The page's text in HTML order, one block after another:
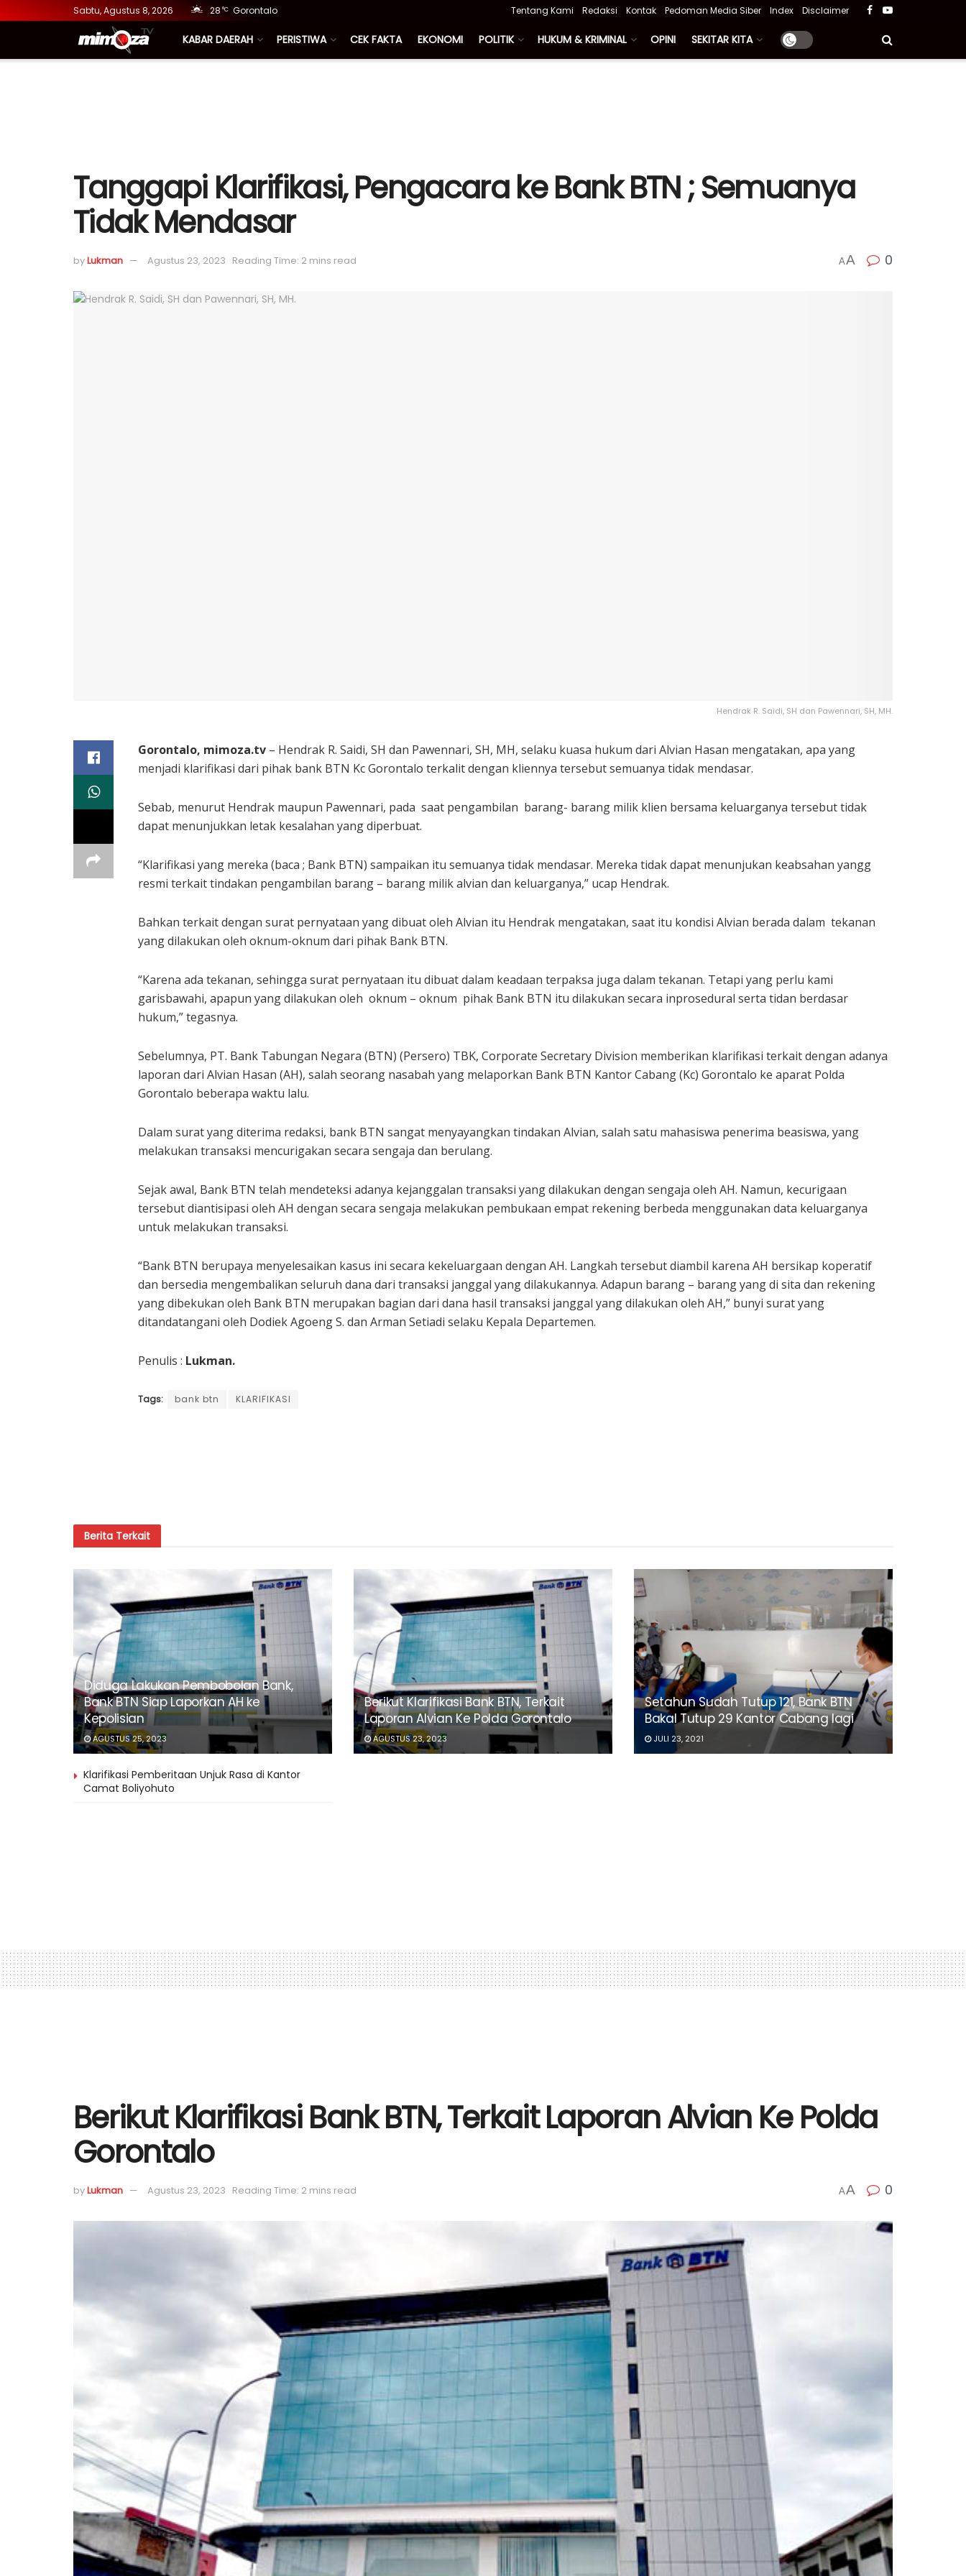
Sabtu, Agustus 8, 2026 28 °C Gorontalo Tentang Kami Redaksi Kontak Pedoman Media Siber Index Disclaimer
KABAR DAERAH PERISTIWA CEK FAKTA EKONOMI POLITIK HUKUM & KRIMINAL OPINI SEKITAR KITA
Tanggapi Klarifikasi, Pengacara ke Bank BTN ; Semuanya
Tidak Mendasar
byLukman Agustus 23, 2023 Reading Time: 2 mins read AA 0
Hendrak R. Saidi, SH dan Pawennari, SH, MH.
Gorontalo, mimoza.tv – Hendrak R. Saidi, SH dan Pawennari, SH, MH, selaku kuasa hukum dari Alvian Hasan mengatakan, apa yang
menjadi klarifikasi dari pihak bank BTN Kc Gorontalo terkalit dengan kliennya tersebut semuanya tidak mendasar.
Sebab, menurut Hendrak maupun Pawennari, pada saat pengambilan barang- barang milik klien bersama keluarganya tersebut tidak
dapat menunjukkan letak kesalahan yang diperbuat.
“Klarifikasi yang mereka (baca ; Bank BTN) sampaikan itu semuanya tidak mendasar. Mereka tidak dapat menunjukan keabsahan yangg
resmi terkait tindakan pengambilan barang – barang milik alvian dan keluarganya,” ucap Hendrak.
Bahkan terkait dengan surat pernyataan yang dibuat oleh Alvian itu Hendrak mengatakan, saat itu kondisi Alvian berada dalam tekanan
yang dilakukan oleh oknum-oknum dari pihak Bank BTN.
“Karena ada tekanan, sehingga surat pernyataan itu dibuat dalam keadaan terpaksa juga dalam tekanan. Tetapi yang perlu kami
garisbawahi, apapun yang dilakukan oleh oknum – oknum pihak Bank BTN itu dilakukan secara inprosedural serta tidan berdasar
hukum,” tegasnya.
Sebelumnya, PT. Bank Tabungan Negara (BTN) (Persero) TBK, Corporate Secretary Division memberikan klarifikasi terkait dengan adanya
laporan dari Alvian Hasan (AH), salah seorang nasabah yang melaporkan Bank BTN Kantor Cabang (Kc) Gorontalo ke aparat Polda
Gorontalo beberapa waktu lalu.
Dalam surat yang diterima redaksi, bank BTN sangat menyayangkan tindakan Alvian, salah satu mahasiswa penerima beasiswa, yang
melakukan transaksi mencurigakan secara sengaja dan berulang.
Sejak awal, Bank BTN telah mendeteksi adanya kejanggalan transaksi yang dilakukan dengan sengaja oleh AH. Namun, kecurigaan
tersebut diantisipasi oleh AH dengan secara sengaja melakukan pembukaan empat rekening berbeda menggunakan data keluarganya
untuk melakukan transaksi.
“Bank BTN berupaya menyelesaikan kasus ini secara kekeluargaan dengan AH. Langkah tersebut diambil karena AH bersikap koperatif
dan bersedia mengembalikan seluruh dana dari transaksi janggal yang dilakukannya. Adapun barang – barang yang di sita dan rekening
yang dibekukan oleh Bank BTN merupakan bagian dari dana hasil transaksi janggal yang dilakukan oleh AH,” bunyi surat yang
ditandatangani oleh Dodiek Agoeng S. dan Arman Setiadi selaku Kepala Departemen.
Penulis : Lukman.
Tags: bank btn KLARIFIKASI
Berita Terkait
Diduga Lakukan Pembobolan Bank,
Bank BTN Siap Laporkan AH ke
Kepolisian
AGUSTUS 25, 2023
Berikut Klarifikasi Bank BTN, Terkait
Laporan Alvian Ke Polda Gorontalo
AGUSTUS 23, 2023
Setahun Sudah Tutup 121, Bank BTN
Bakal Tutup 29 Kantor Cabang lagi
JULI 23, 2021
Klarifikasi Pemberitaan Unjuk Rasa di Kantor
Camat Boliyohuto
Berikut Klarifikasi Bank BTN, Terkait Laporan Alvian Ke Polda
Gorontalo
byLukman Agustus 23, 2023 Reading Time: 2 mins read AA 0